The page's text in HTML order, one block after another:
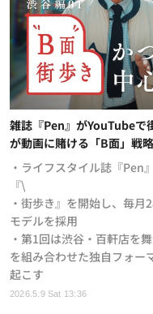
2026.5.9 Sat 13:36
雑誌『Pen』がYouTube
が動画に賭ける「B面」戦略
・ライフスタイル誌『Pen
『\
・街歩き』を開始し、毎
モデルを採用
・第1回は渋谷・百軒店を
を組み合わせた独自フォー
起こす